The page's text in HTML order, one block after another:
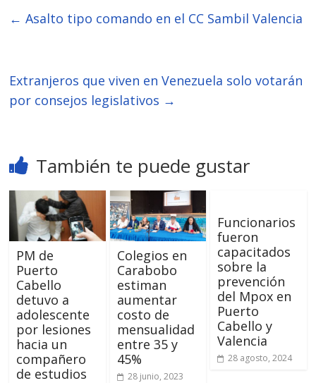
← Asalto tipo comando en el CC Sambil Valencia
Extranjeros que viven en Venezuela solo votarán
por consejos legislativos →
También te puede gustar
PM de
Puerto
Cabello
detuvo a
adolescente
por lesiones
hacia un
compañero
de estudios
Colegios en
Carabobo
estiman
aumentar
costo de
mensualidad
entre 35 y
45%
28 junio, 2023
Funcionarios
fueron
capacitados
sobre la
prevención
del Mpox en
Puerto
Cabello y
Valencia
28 agosto, 2024